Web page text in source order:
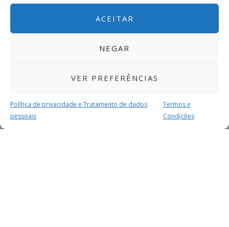
ACEITAR
NEGAR
VER PREFERÊNCIAS
Política de privacidade e Tratamento de dados
pessoais
Termos e
Condições